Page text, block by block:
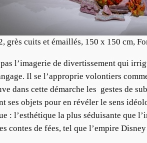
grès cuits et émaillés, 150 x 150 cm,
l’imagerie de divertissement qui
Il se l’approprie volontiers
dans cette démarche les gestes de
ses objets pour en révéler le sens
: l’esthétique la plus séduisante que
contes de fées, tel que l’empire